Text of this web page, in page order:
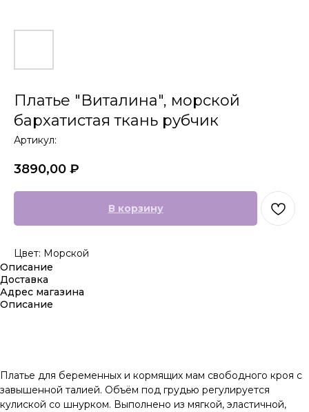
Платье "Виталина", морской
бархатистая ткань рубчик
Артикул:
3890,00 ₽
В корзину
Цвет: Морской
Описание
Доставка
Адрес магазина
Описание
Платье для беременных и кормящих мам свободного кроя с
завышенной талией. Объём под грудью регулируется
кулиской со шнурком. Выполнено из мягкой, эластичной,